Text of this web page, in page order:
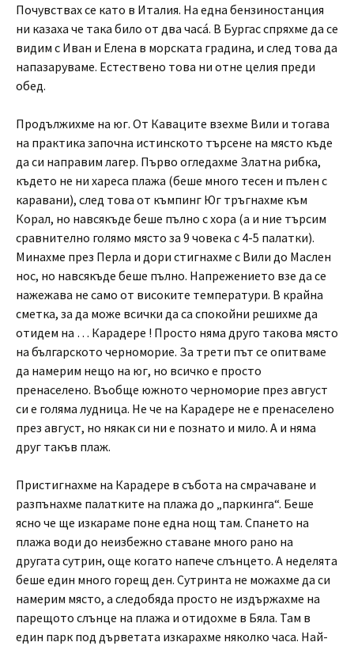
Почувствах се като в Италия. На една бензиностанция
ни казаха че така било от два часá. В Бургас спряхме да се
видим с Иван и Елена в морската градина, и след това да
напазаруваме. Естествено това ни отне целия преди
обед.
Продължихме на юг. От Каваците взехме Вили и тогава
на практика започна истинското търсене на място къде
да си направим лагер. Първо огледахме Златна рибка,
където не ни хареса плажа (беше много тесен и пълен с
каравани), след това от къмпинг Юг тръгнахме към
Корал, но навсякъде беше пълно с хора (а и ние търсим
сравнително голямо място за 9 човека с 4-5 палатки).
Минахме през Перла и дори стигнахме с Вили до Маслен
нос, но навсякъде беше пълно. Напрежението взе да се
нажежава не само от високите температури. В крайна
сметка, за да може всички да са спокойни решихме да
отидем на … Карадере ! Просто няма друго такова място
на българското черноморие. За трети път се опитваме
да намерим нещо на юг, но всичко е просто
пренаселено. Въобще южното черноморие през август
си е голяма лудница. Не че на Карадере не е пренаселено
през август, но някак си ни е познато и мило. А и няма
друг такъв плаж.
Пристигнахме на Карадере в събота на смрачаване и
разпънахме палатките на плажа до „паркинга“. Беше
ясно че ще изкараме поне една нощ там. Спането на
плажа води до неизбежно ставане много рано на
другата сутрин, още когато напече слънцето. А неделята
беше един много горещ ден. Сутринта не можахме да си
намерим място, а следобяда просто не издържахме на
парещото слънце на плажа и отидохме в Бяла. Там в
един парк под дърветата изкарахме няколко часа. Най-